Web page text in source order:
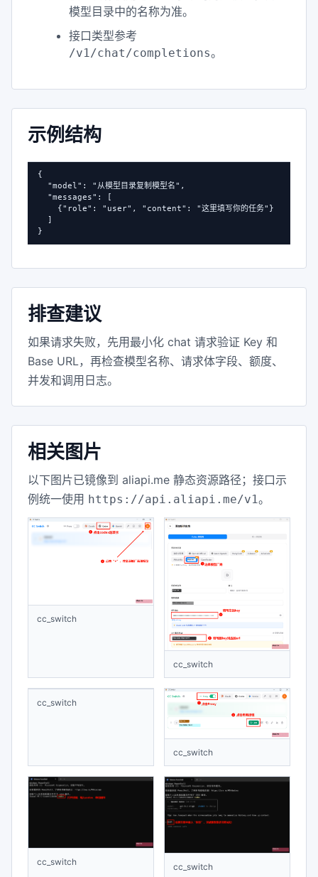
模型目录中的名称为准。
接口类型参考
/v1/chat/completions。
示例结构
{
  "model": "从模型目录复制模型名",
  "messages": [
    {"role": "user", "content": "这里填写你的任务"}
  ]
}
排查建议
如果请求失败，先用最小化 chat 请求验证 Key 和
Base URL，再检查模型名称、请求体字段、额度、
并发和调用日志。
相关图片
以下图片已镜像到 aliapi.me 静态资源路径；接口示
例统一使用 https://api.aliapi.me/v1。
cc_switch
cc_switch
cc_switch